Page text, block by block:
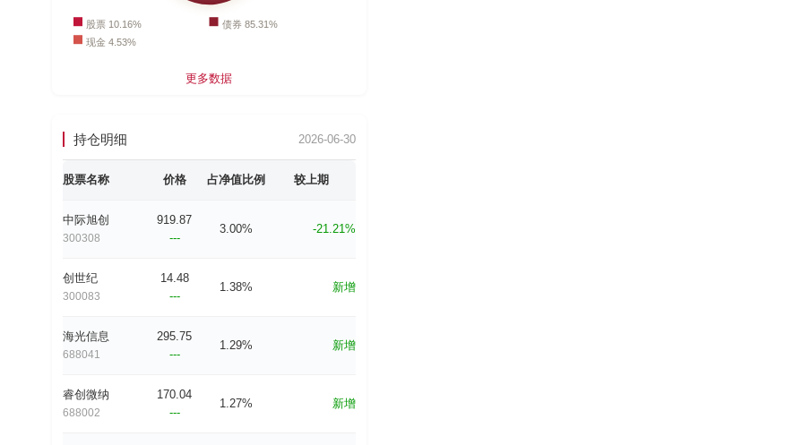
更多数据
持仓明细 2026-06-30
股票名称 价格 占净值比例 较上期
中际旭创
300308
919.87
---
3.00% -21.21%
创世纪
300083
14.48
---
1.38% 新增
海光信息
688041
295.75
---
1.29% 新增
睿创微纳
688002
170.04
---
1.27% 新增